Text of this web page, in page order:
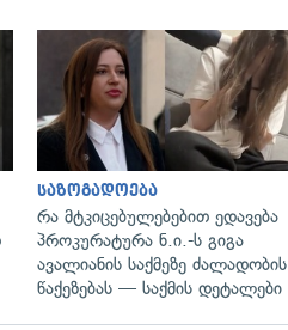
გადახედვა
საზოგადოება
რა მტკიცებულებებით ედავება
პროკურატურა ნ.ი.-ს გიგა
ავალიანის საქმეზე ძალადობის
წაქეზებას — საქმის დეტალები